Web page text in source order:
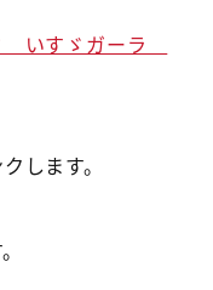
いすゞガーラ
します。